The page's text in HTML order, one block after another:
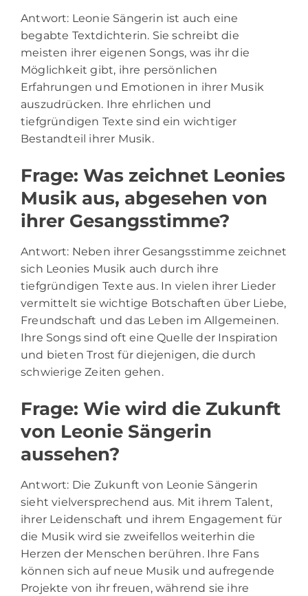
Antwort: Leonie Sängerin ist auch eine
begabte Textdichterin. Sie schreibt die
meisten ihrer eigenen Songs, was ihr die
Möglichkeit gibt, ihre persönlichen
Erfahrungen und Emotionen in ihrer Musik
auszudrücken. Ihre ehrlichen und
tiefgründigen Texte sind ein wichtiger
Bestandteil ihrer Musik.
Frage: Was zeichnet Leonies
Musik aus, abgesehen von
ihrer Gesangsstimme?
Antwort: Neben ihrer Gesangsstimme zeichnet
sich Leonies Musik auch durch ihre
tiefgründigen Texte aus. In vielen ihrer Lieder
vermittelt sie wichtige Botschaften über Liebe,
Freundschaft und das Leben im Allgemeinen.
Ihre Songs sind oft eine Quelle der Inspiration
und bieten Trost für diejenigen, die durch
schwierige Zeiten gehen.
Frage: Wie wird die Zukunft
von Leonie Sängerin
aussehen?
Antwort: Die Zukunft von Leonie Sängerin
sieht vielversprechend aus. Mit ihrem Talent,
ihrer Leidenschaft und ihrem Engagement für
die Musik wird sie zweifellos weiterhin die
Herzen der Menschen berühren. Ihre Fans
können sich auf neue Musik und aufregende
Projekte von ihr freuen, während sie ihre